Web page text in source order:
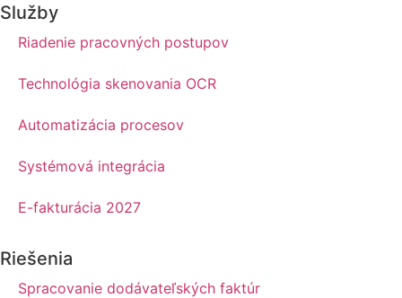
Služby
Riadenie pracovných postupov
Technológia skenovania OCR
Automatizácia procesov
Systémová integrácia
E-fakturácia 2027
Riešenia
Spracovanie dodávateľských faktúr